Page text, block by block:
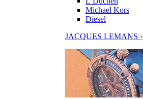
Michael Kors
Diesel
JACQUES LEMANS ›